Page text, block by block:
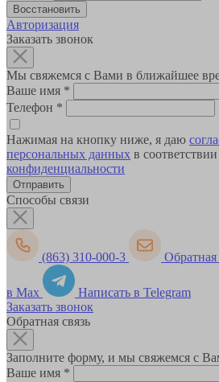
Авторизация
Заказать звонок
Мы свяжемся с Вами в ближайшее
Ваше имя *
Телефон *
Нажимая на кнопку ниже, я даю
персональных данных в
конфиденциальности
Способы связи
(863) 310-000-3 Обратная
в Max
Написать в Telegram
Заказать звонок
Обратная связь
Заполните форму, и мы свяжемся с
Ваше имя *